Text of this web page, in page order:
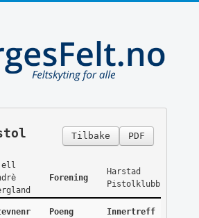
PDF
Tilbake
Forening
Harstad
Pistolklubb
Poeng Innertreff